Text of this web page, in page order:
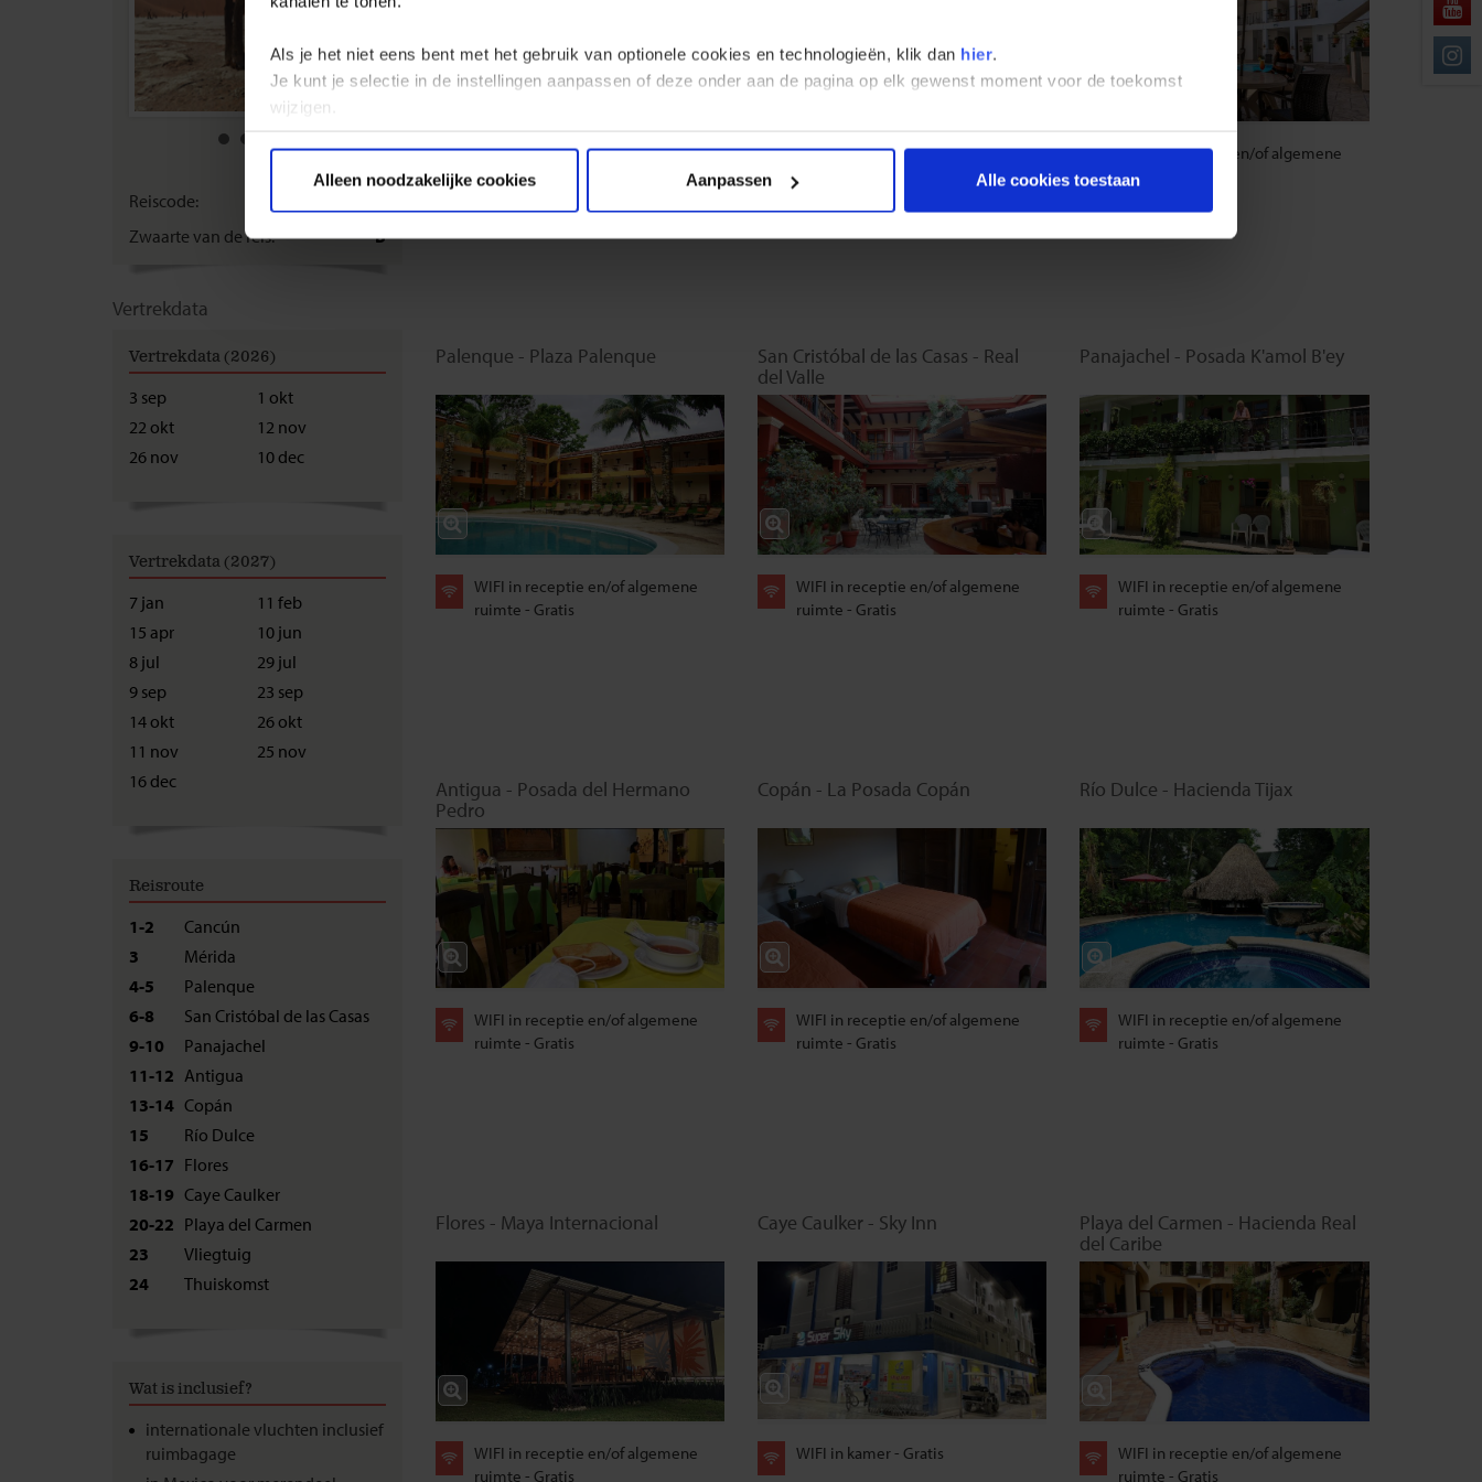
Als je het niet eens bent met het gebruik van optionele cookies en technologieën, klik dan hier.
Je kunt je selectie in de instellingen aanpassen of deze onder aan de pagina op elk gewenst moment voor de toekomst
wijzigen.
Alleen noodzakelijke cookies
Aanpassen Alle cookies toestaan
Reiscode:
Zwaarte van de reis:
B
Vertrekdata
Vertrekdata (2026)
3 sep
1 okt
22 okt
12 nov
26 nov
10 dec
Vertrekdata (2027)
7 jan
11 feb
15 apr
10 jun
8 jul
29 jul
9 sep
23 sep
14 okt
26 okt
11 nov
25 nov
16 dec
Reisroute
1-2
Cancún
3
Mérida
4-5
Palenque
6-8
San Cristóbal de las Casas
9-10
Panajachel
11-12 Antigua
13-14 Copán
15
Río Dulce
16-17 Flores
18-19 Caye Caulker
20-22 Playa del Carmen
23
Vliegtuig
24
Thuiskomst
Wat is inclusief?
internationale vluchten inclusief
ruimbagage
WIFI in receptie en/of algemene
ruimte - Gratis
WIFI in receptie en/of algemene
ruimte - Gratis
WIFI in receptie en/of algemene
ruimte - Gratis
Palenque - Plaza Palenque
WIFI in receptie en/of algemene
ruimte - Gratis
San Cristóbal de las Casas - Real
del Valle
WIFI in receptie en/of algemene
ruimte - Gratis
Panajachel - Posada K'amol B'ey
WIFI in receptie en/of algemene
ruimte - Gratis
Antigua - Posada del Hermano
Pedro
WIFI in receptie en/of algemene
ruimte - Gratis
Copán - La Posada Copán
WIFI in receptie en/of algemene
ruimte - Gratis
Río Dulce - Hacienda Tijax
WIFI in receptie en/of algemene
ruimte - Gratis
Flores - Maya Internacional
WIFI in receptie en/of algemene
ruimte - Gratis
Caye Caulker - Sky Inn
WIFI in kamer - Gratis
Playa del Carmen - Hacienda Real
del Caribe
WIFI in receptie en/of algemene
ruimte - Gratis